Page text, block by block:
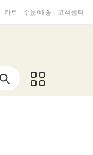
카트 주문/배송 고객센터